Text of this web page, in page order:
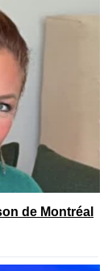
de Montréal